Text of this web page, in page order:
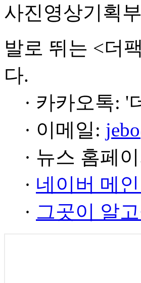
사진영상기획부
발로 뛰는 <더
다.
· 카카오톡: '
· 이메일:
· 뉴스 홈페
· 네이버 메
· 그곳이 알